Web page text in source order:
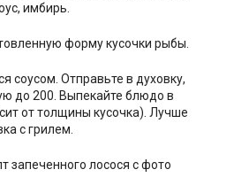
имбирь.
форму кусочки рыбы.
соусом. Отправьте в духовку,
до 200. Выпекайте блюдо в
от толщины кусочка). Лучше
с грилем.
запеченного лосося с фото